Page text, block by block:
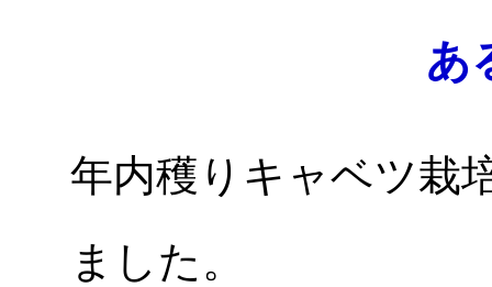
あ
年内穫りキャベツ栽
ました。